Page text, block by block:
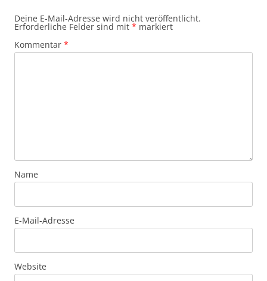
Deine E-Mail-Adresse wird nicht veröffentlicht.
Erforderliche Felder sind mit * markiert
Kommentar *
Name
E-Mail-Adresse
Website